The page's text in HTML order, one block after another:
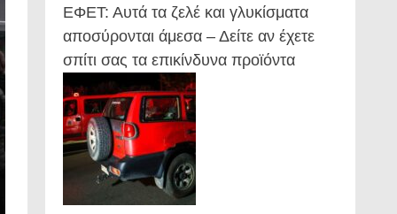
ΕΦΕΤ: Αυτά τα ζελέ και γλυκίσματα
αποσύρονται άμεσα – Δείτε αν έχετε
σπίτι σας τα επικίνδυνα προϊόντα